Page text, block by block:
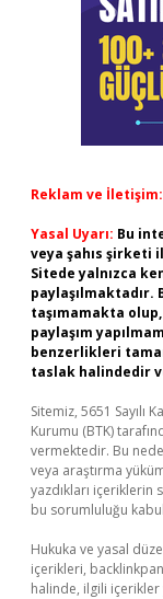
Reklam ve İletişim:
Yasal Uyarı: Bu
veya şahıs şirketi
Sitede yalnızca
taşımamakta
paylaşım
benzerlikleri
taslak halindedir
Sitemiz, 5651 Sayılı
Kurumu (BTK)
vermektedir. Bu
veya araştırma
yazdıkları
bu sorumluluğu
Hukuka ve yasal
içerikleri,
halinde, ilgili içerikler